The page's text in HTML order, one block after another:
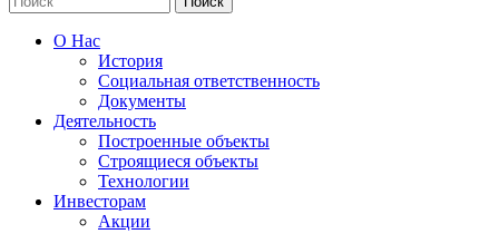
О Нас
История
Социальная ответственность
Документы
Деятельность
Построенные объекты
Строящиеся объекты
Технологии
Инвесторам
Акции